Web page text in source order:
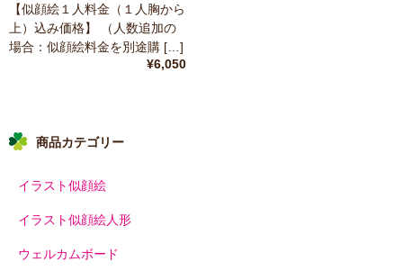
【似顔絵１人料金（１人胸から
上）込み価格】 （人数追加の
場合：似顔絵料金を別途購 […]
¥6,050
商品カテゴリー
イラスト似顔絵
イラスト似顔絵人形
ウェルカムボード